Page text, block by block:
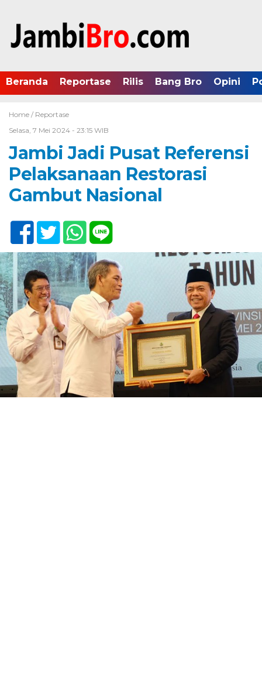
Beranda Reportase Rilis Bang Bro Opini
Home / Reportase
Selasa, 7 Mei 2024 - 23:15 WIB
Jambi Jadi Pusat Referensi
Pelaksanaan Restorasi
Gambut Nasional